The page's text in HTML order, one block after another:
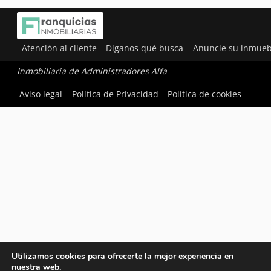
Atención al cliente Díganos qué busca Anuncie su
Inmobiliaria de Administradores Alfa
Aviso legal
Política de Privacidad Política de cookies
Utilizamos cookies para ofrecerte la mejor experiencia en
nuestra web.